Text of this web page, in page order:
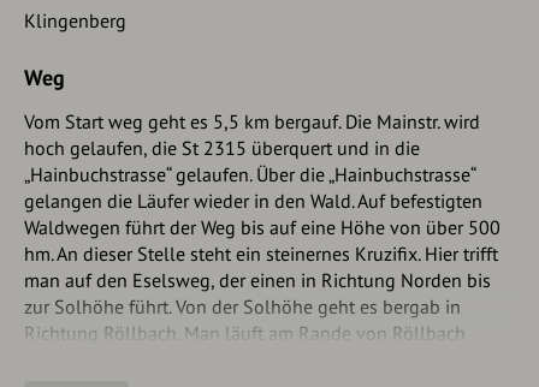
Klingenberg
Weg
Vom Start weg geht es 5,5 km bergauf. Die Mainstr. wird
hoch gelaufen, die St 2315 überquert und in die
„Hainbuchstrasse“ gelaufen. Über die „Hainbuchstrasse“
gelangen die Läufer wieder in den Wald. Auf befestigten
Waldwegen führt der Weg bis auf eine Höhe von über 500
hm. An dieser Stelle steht ein steinernes Kruzifix. Hier trifft
man auf den Eselsweg, der einen in Richtung Norden bis
zur Solhöhe führt. Von der Solhöhe geht es bergab in
Richtung Röllbach. Man läuft am Rande von Röllbach